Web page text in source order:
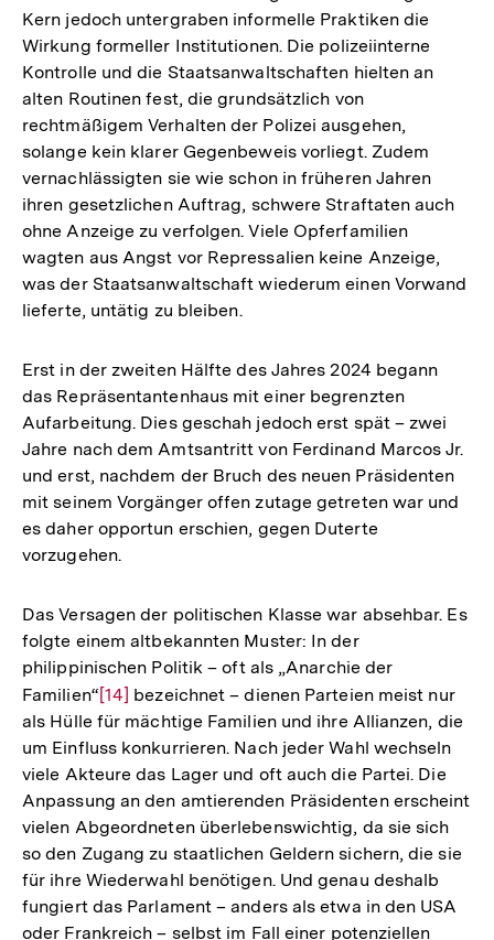
Kern jedoch untergraben informelle Praktiken die
Wirkung formeller Institutionen. Die polizeiinterne
Kontrolle und die Staatsanwaltschaften hielten an
alten Routinen fest, die grundsätzlich von
rechtmäßigem Verhalten der Polizei ausgehen,
solange kein klarer Gegenbeweis vorliegt. Zudem
vernachlässigten sie wie schon in früheren Jahren
ihren gesetzlichen Auftrag, schwere Straftaten auch
ohne Anzeige zu verfolgen. Viele Opferfamilien
wagten aus Angst vor Repressalien keine Anzeige,
was der Staatsanwaltschaft wiederum einen Vorwand
lieferte, untätig zu bleiben.
Erst in der zweiten Hälfte des Jahres 2024 begann
das Repräsentantenhaus mit einer begrenzten
Aufarbeitung. Dies geschah jedoch erst spät – zwei
Jahre nach dem Amtsantritt von Ferdinand Marcos Jr.
und erst, nachdem der Bruch des neuen Präsidenten
mit seinem Vorgänger offen zutage getreten war und
es daher opportun erschien, gegen Duterte
vorzugehen.
Das Versagen der politischen Klasse war absehbar. Es
folgte einem altbekannten Muster: In der
philippinischen Politik – oft als „Anarchie der
Familien“Zur
Auflösung
der
Fußnote
[14] bezeichnet – dienen Parteien meist nur
als Hülle für mächtige Familien und ihre Allianzen, die
um Einfluss konkurrieren. Nach jeder Wahl wechseln
viele Akteure das Lager und oft auch die Partei. Die
Anpassung an den amtierenden Präsidenten erscheint
vielen Abgeordneten überlebenswichtig, da sie sich
so den Zugang zu staatlichen Geldern sichern, die sie
für ihre Wiederwahl benötigen. Und genau deshalb
fungiert das Parlament – anders als etwa in den USA
oder Frankreich – selbst im Fall einer potenziellen